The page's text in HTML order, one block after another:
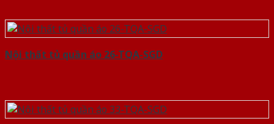
Nội thất tủ quần áo 26-TQA-SGD